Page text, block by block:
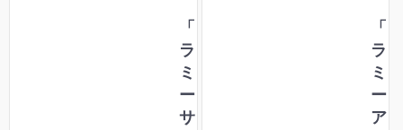
ン
ハ
ウ
ス
オ
ロ
ー
ラ
ー
ボ
「
ラ
ミ
ー
サ
「
ラ
ミ
ー
ア